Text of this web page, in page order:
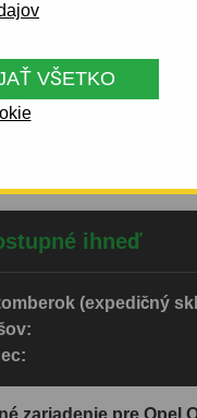
VŠETKO
s odnímateľným
"B", Kombi. 04.1994 -
ihneď
(expedičný
zariadenie pre Opel